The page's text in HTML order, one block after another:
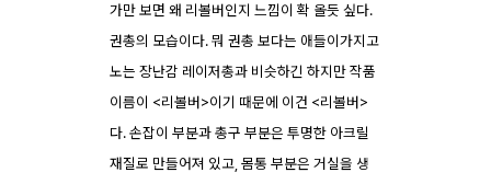
가만 보면 왜 리볼버인지 느낌이 확 올듯 싶다.
권총의 모습이다. 뭐 권총 보다는 애들이가지고
노는 장난감 레이저총과 비슷하긴 하지만 작품
이름이 <리볼버>이기 때문에 이건 <리볼버>
다. 손잡이 부분과 총구 부분은 투명한 아크릴
재질로 만들어져 있고, 몸통 부분은 거실을 생